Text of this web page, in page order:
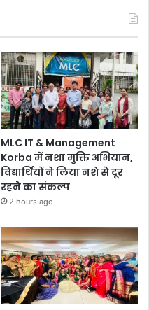
MLC IT & Management
Korba में नशा मुक्ति अभियान,
विद्यार्थियों ने लिया नशे से दूर
रहने का संकल्प
2 hours ago